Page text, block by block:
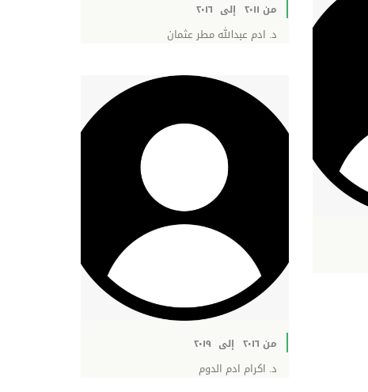
من ٢٠١١ إلى ٢٠١٦
د. ادم عبدالله مطر عثمان
من ٢٠١٦ إلى ٢٠١٩
د. اكرام ادم الدوم